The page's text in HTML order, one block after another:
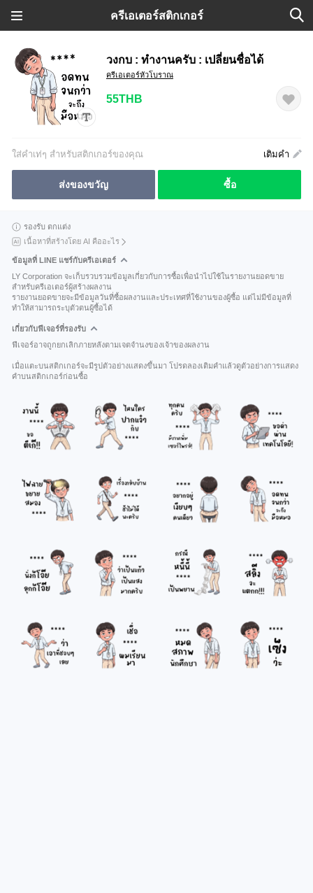
ครีเอเตอร์สติกเกอร์
วงกบ : ทำงานครับ : เปลี่ยนชื่อได้
ครีเอเตอร์หัวโบราณ
55THB
ใส่คำเท่ๆ สำหรับสติกเกอร์ของคุณ เติมคำ
ส่งของขวัญ ซื้อ
รองรับ ตกแต่ง
เนื้อหาที่สร้างโดย AI คืออะไร
ข้อมูลที่ LINE แชร์กับครีเอเตอร์
LY Corporation จะเก็บรวบรวมข้อมูลเกี่ยวกับการซื้อเพื่อนำไปใช้ในรายงานยอดขาย
สำหรับครีเอเตอร์ผู้สร้างผลงาน
รายงานยอดขายจะมีข้อมูลวันที่ซื้อผลงานและประเทศที่ใช้งานของผู้ซื้อ แต่ไม่มีข้อมูลที่
ทำให้สามารถระบุตัวตนผู้ซื้อได้
เกี่ยวกับฟีเจอร์ที่รองรับ
ฟีเจอร์อาจถูกยกเลิกภายหลังตามเจตจำนงของเจ้าของผลงาน
เมื่อแตะบนสติกเกอร์จะมีรูปตัวอย่างแสดงขึ้นมา โปรดลองเติมคำแล้วดูตัวอย่างการแสดง
คำบนสติกเกอร์ก่อนซื้อ